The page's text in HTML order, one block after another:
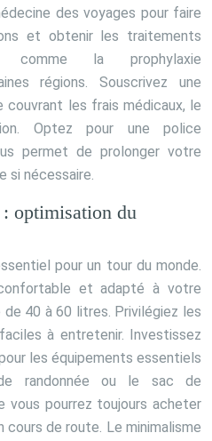
des voyages pour faire
et obtenir les traitements
comme la prophylaxie
régions. Souscrivez une
couvrant les frais médicaux, le
Optez pour une police
permet de prolonger votre
si nécessaire.
optimisation du
pour un tour du monde.
et adapté à votre
de 40 à 60 litres. Privilégiez les
à entretenir. Investissez
les équipements essentiels
randonnée ou le sac de
vous pourrez toujours acheter
de route. Le minimalisme